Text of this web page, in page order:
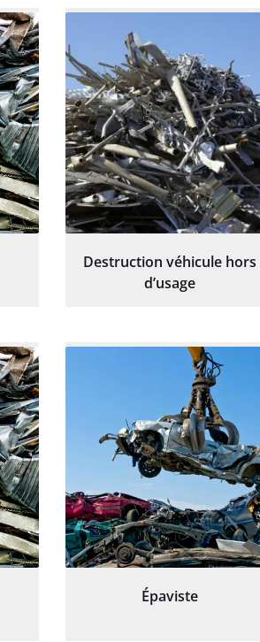
Destruction véhicule hors
d’usage
Épaviste
prêt pour notre nouveau
projet d'aménagement
paysager.